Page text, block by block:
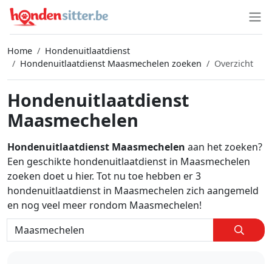
Home
Hondenuitlaatdienst
Hondenuitlaatdienst Maasmechelen zoeken
Overzicht
Hondenuitlaatdienst
Maasmechelen
Hondenuitlaatdienst Maasmechelen aan het zoeken?
Een geschikte hondenuitlaatdienst in Maasmechelen
zoeken doet u hier. Tot nu toe hebben er 3
hondenuitlaatdienst in Maasmechelen zich aangemeld
en nog veel meer rondom Maasmechelen!